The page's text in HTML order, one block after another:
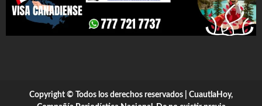
Copyright © Todos los derechos reservados | CuautlaHoy,